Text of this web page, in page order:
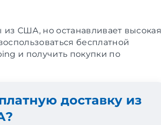
США, но останавливает высокая
бесплатной
и получить покупки по
доставку из